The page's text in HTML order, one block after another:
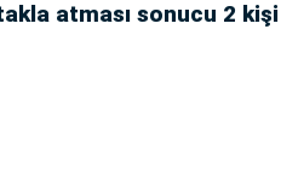
atması sonucu 2 kişi